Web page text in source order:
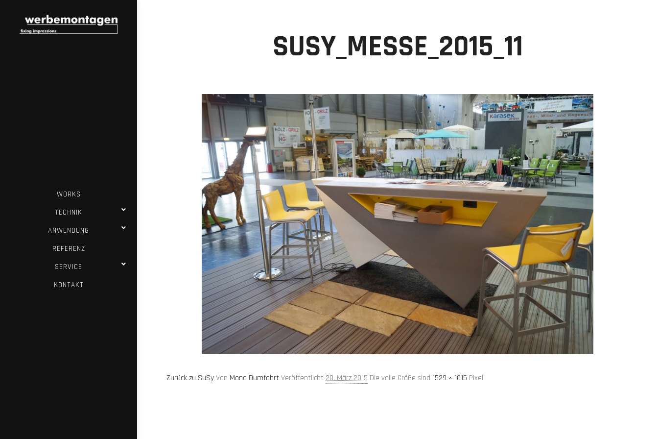
WORKS
TECHNIK
ANWENDUNG
REFERENZ
SERVICE
KONTAKT
SUSY_MESSE_2015_11
Zurück zu SuSyVon Mona DumfahrtVeröffentlicht20. März 2015 Die volle Größe sind 1529 × 1015 Pixel